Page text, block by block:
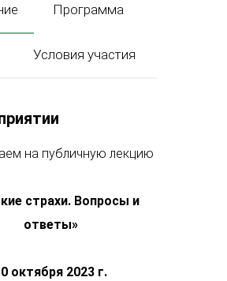
Программа
Условия участия
на публичную лекцию
страхи. Вопросы и
ответы»
октября 2023 г.